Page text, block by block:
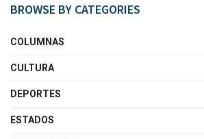
BROWSE BY CATEGORIES
COLUMNAS
CULTURA
DEPORTES
ESTADOS